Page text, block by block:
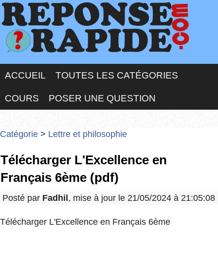
ACCUEIL TOUTES LES CATÉGORIES
COURS POSER UNE QUESTION
Catégorie > Lettre et philosophie
Télécharger L'Excellence en
Français 6ème (pdf)
Posté par Fadhil , mise à jour le 21/05/2024 à 21:05:08
Télécharger L'Excellence en Français 6ème